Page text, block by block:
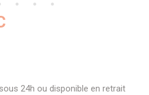
24h ou disponible en retrait